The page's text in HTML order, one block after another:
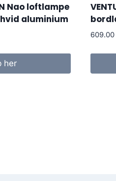
Nao loftlampe
aluminium
her
609.00